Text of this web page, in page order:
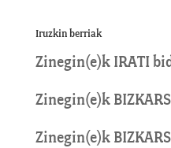
Iruzkin berriak
Zinegin(e)k IRATI
Zinegin(e)k
Zinegin(e)k